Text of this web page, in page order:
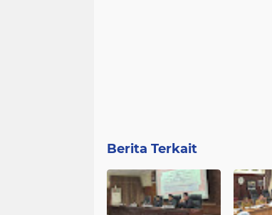
Berita Terkait